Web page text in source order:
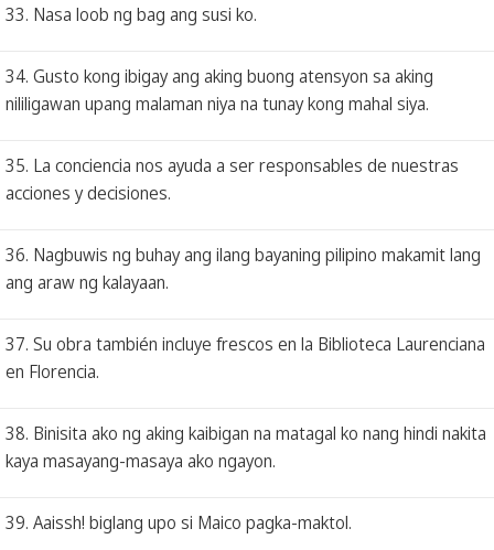
33. Nasa loob ng bag ang susi ko.
34. Gusto kong ibigay ang aking buong atensyon sa aking
nililigawan upang malaman niya na tunay kong mahal siya.
35. La conciencia nos ayuda a ser responsables de nuestras
acciones y decisiones.
36. Nagbuwis ng buhay ang ilang bayaning pilipino makamit lang
ang araw ng kalayaan.
37. Su obra también incluye frescos en la Biblioteca Laurenciana
en Florencia.
38. Binisita ako ng aking kaibigan na matagal ko nang hindi nakita
kaya masayang-masaya ako ngayon.
39. Aaissh! biglang upo si Maico pagka-maktol.